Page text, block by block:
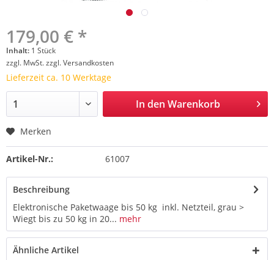
179,00 € *
Inhalt: 1 Stück
zzgl. MwSt.zzgl. Versandkosten
Lieferzeit ca. 10 Werktage
In den Warenkorb
Merken
Artikel-Nr.: 61007
Beschreibung
Elektronische Paketwaage bis 50 kg inkl. Netzteil, grau >
Wiegt bis zu 50 kg in 20... mehr
Ähnliche Artikel